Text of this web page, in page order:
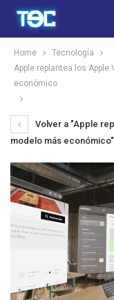
Home
Tecnología
Apple replantea los Apple
económico
Volver a "Apple
modelo más económico"